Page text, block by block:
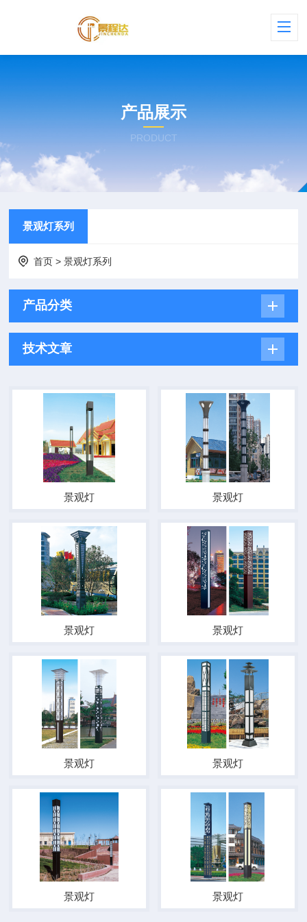
产品展示
PRODUCT
景观灯系列
首页 >景观灯系列
产品分类
技术文章
景观灯 景观灯
景观灯 景观灯
景观灯 景观灯
景观灯 景观灯